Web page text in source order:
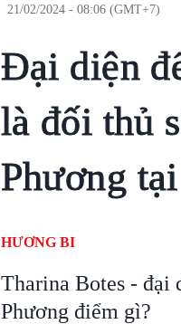
21/02/2024 - 08:06 (GMT+7)
Đại diện
là đối thủ
Phương
HƯƠNG BI
Tharina Botes - đại
Phương điểm gì?